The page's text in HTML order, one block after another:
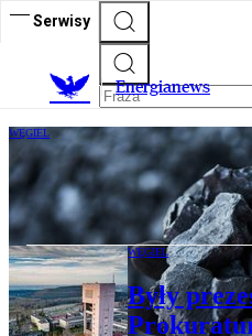
Serwisy
Energianews
WĘGIEL
Na światowych
Polska nie jest
WĘGIEL
Były